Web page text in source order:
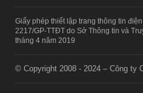
Giấy phép thiết lập trang thông tin
2217/GP-TTĐT do Sở Thông tin và
tháng 4 năm 2019
© Copyright 2008 - 2024 – Công ty